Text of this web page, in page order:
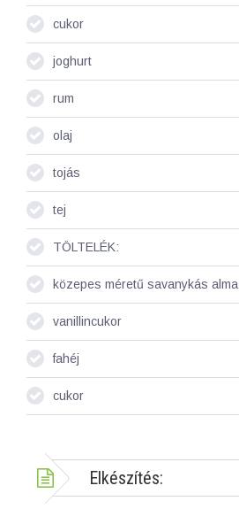
cukor
joghurt
rum
olaj
tojás
tej
TÖLTELÉK:
közepes méretű savanykás alma
vanillincukor
fahéj
cukor
Elkészítés: